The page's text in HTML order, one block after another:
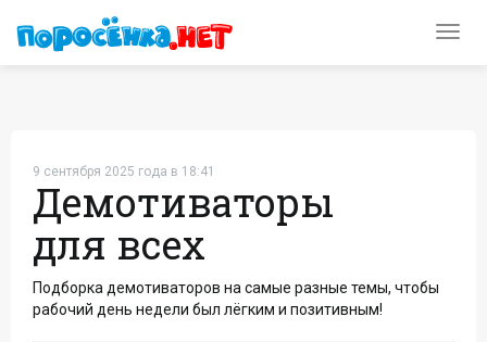
9 сентября 2025 года в 18:41
Демотиваторы
для всех
Подборка демотиваторов на самые разные темы, чтобы
рабочий день недели был лёгким и позитивным!